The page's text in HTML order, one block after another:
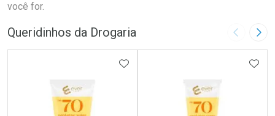
você for.
Queridinhos da Drogaria Imagem
ADICIONAR AOS FAVORITOS